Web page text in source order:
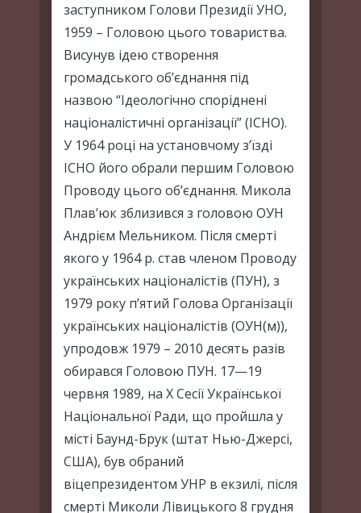
заступником Голови Президії УНО,
1959 – Головою цього товариства.
Висунув ідею створення
громадського об’єднання під
назвою “Ідеологічно споріднені
націоналістичні організації” (ІСНО).
У 1964 роцi на установчому з’їзді
ІСНО його обрали першим Головою
Проводу цього об’єднання. Микола
Плав’юк зблизився з головою ОУН
Андрієм Мельником. Після смерті
якого у 1964 р. став членом Проводу
українських націоналістів (ПУН), з
1979 року п’ятий Голова Організації
українських націоналістів (ОУН(м)),
упродовж 1979 – 2010 десять разів
обирався Головою ПУН. 17—19
червня 1989, на X Сесії Української
Національної Ради, що пройшла у
місті Баунд-Брук (штат Нью-Джерсі,
США), був обраний
віцепрезидентом УНР в екзилі, після
смерті Миколи Лівицького 8 грудня